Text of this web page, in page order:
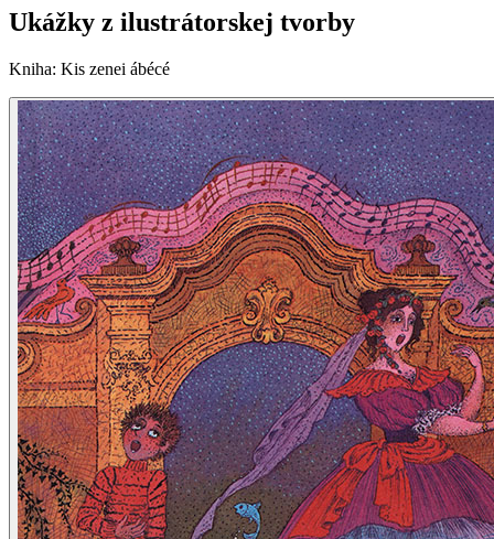
Ukážky z ilustrátorskej tvorby
Kniha: Kis zenei ábécé